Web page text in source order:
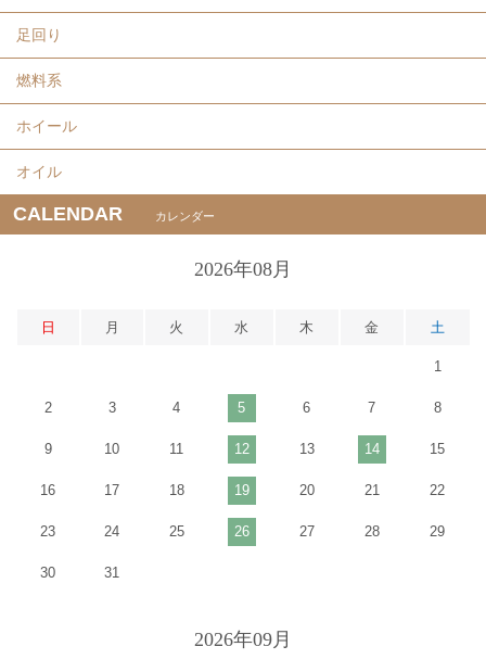
足回り
燃料系
ホイール
オイル
CALENDAR カレンダー
2026年08月
日 月 火 水 木 金 土
1
2 3 4 5 6 7 8
9 10 11 12 13 14 15
16 17 18 19 20 21 22
23 24 25 26 27 28 29
30 31
2026年09月